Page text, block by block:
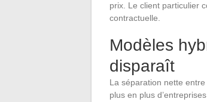
prix. Le client particulier
contractuelle.
Modèles
disparaît
La séparation nette
plus en plus